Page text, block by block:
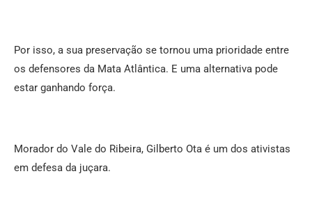
Por isso, a sua preservação se tornou uma prioridade entre
os defensores da Mata Atlântica. E uma alternativa pode
estar ganhando força.
Morador do Vale do Ribeira, Gilberto Ota é um dos ativistas
em defesa da juçara.